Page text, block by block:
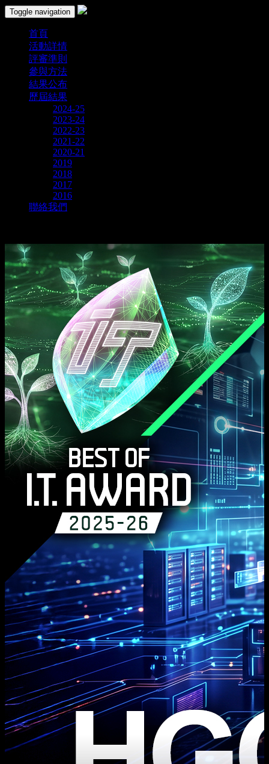
Toggle navigation
首頁
活動詳情
評審準則
參與方法
結果公布
歷屆結果
2024-25
2023-24
2022-23
2021-22
2020-21
2019
2018
2017
2016
聯絡我們